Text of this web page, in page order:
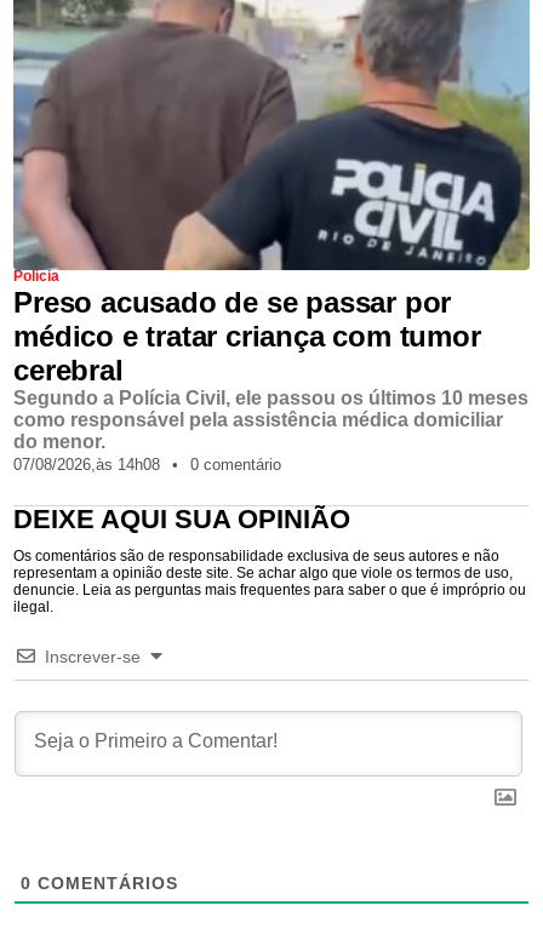
Polícia
Preso acusado de se passar por
médico e tratar criança com tumor
cerebral
Segundo a Polícia Civil, ele passou os últimos 10 meses
como responsável pela assistência médica domiciliar
do menor.
07/08/2026,às 14h08 • 0 comentário
DEIXE AQUI SUA OPINIÃO
Os comentários são de responsabilidade exclusiva de seus autores e não
representam a opinião deste site. Se achar algo que viole os termos de uso,
denuncie. Leia as perguntas mais frequentes para saber o que é impróprio ou
ilegal.
Inscrever-se
0 COMENTÁRIOS